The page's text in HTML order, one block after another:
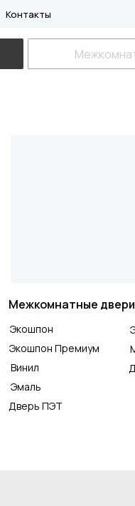
Контакты
Дверь ПЭТ
Эмаль
Винил
Экошпон Премиум
Экошпон
Межкомнатные двери